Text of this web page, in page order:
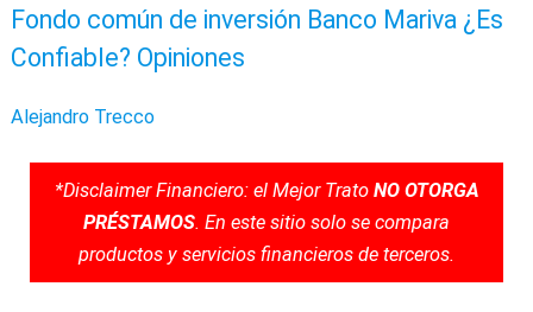
Fondo común de inversión Banco Mariva ¿Es
Confiable? Opiniones
Alejandro Trecco
*Disclaimer Financiero: el Mejor Trato NO OTORGA
PRÉSTAMOS. En este sitio solo se compara
productos y servicios financieros de terceros.